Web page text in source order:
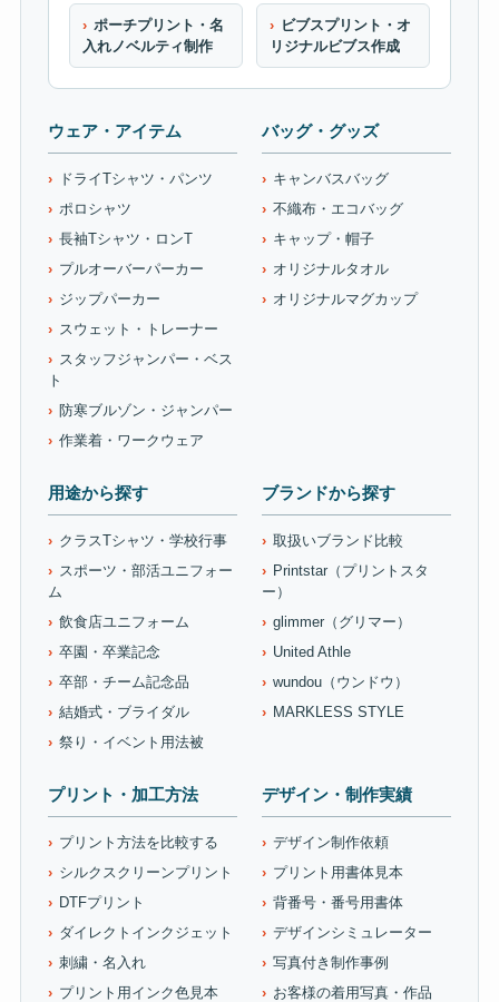
ポーチプリント・名
入れノベルティ制作
ビブスプリント・オ
リジナルビブス作成
ウェア・アイテム
ドライTシャツ・パンツ
ポロシャツ
長袖Tシャツ・ロンT
プルオーバーパーカー
ジップパーカー
スウェット・トレーナー
スタッフジャンパー・ベス
ト
防寒ブルゾン・ジャンパー
作業着・ワークウェア
バッグ・グッズ
キャンバスバッグ
不織布・エコバッグ
キャップ・帽子
オリジナルタオル
オリジナルマグカップ
用途から探す
クラスTシャツ・学校行事
スポーツ・部活ユニフォー
ム
飲食店ユニフォーム
卒園・卒業記念
卒部・チーム記念品
結婚式・ブライダル
祭り・イベント用法被
ブランドから探す
取扱いブランド比較
Printstar（プリントスタ
ー）
glimmer（グリマー）
United Athle
wundou（ウンドウ）
MARKLESS STYLE
プリント・加工方法
プリント方法を比較する
シルクスクリーンプリント
DTFプリント
ダイレクトインクジェット
刺繍・名入れ
プリント用インク色見本
デザイン・制作実績
デザイン制作依頼
プリント用書体見本
背番号・番号用書体
デザインシミュレーター
写真付き制作事例
お客様の着用写真・作品